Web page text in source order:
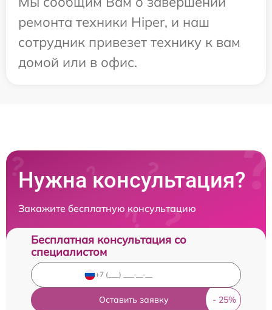
ремонта техники Hiper, и наш
сотрудник привезет технику к вам
домой или в офис.
Нужна консультация?
Закажите бесплатную консультацию
Бесплатная консультация со
специалистом
Оставить заявку